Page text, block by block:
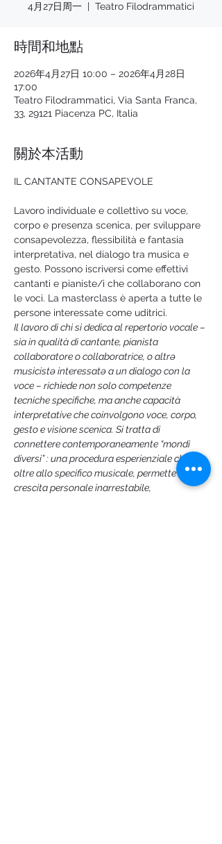
4月27日周一
  |
Teatro Filodrammatici
時間和地點
2026年4月27日 10:00 – 2026年4月28日
17:00
Teatro Filodrammatici, Via Santa Franca,
33, 29121 Piacenza PC, Italia
關於本活動
IL CANTANTE CONSAPEVOLE
Lavoro individuale e collettivo su voce,
corpo e presenza scenica, per sviluppare
consapevolezza, flessibilità e fantasia
interpretativa, nel dialogo tra musica e
gesto. Possono iscriversi come effettivi
cantanti e pianiste/i che collaborano con
le voci. La masterclass è aperta a tutte le
persone interessate come uditrici.
Il lavoro di chi si dedica al repertorio vocale –
sia in qualità di cantante, pianista
collaboratore o collaboratrice, o altrə
musicistə interessatə a un dialogo con la
voce – richiede non solo competenze
tecniche specifiche, ma anche capacità
interpretative che coinvolgono voce, corpo,
gesto e visione scenica. Si tratta di
connettere contemporaneamente “mondi
diversi” : una procedura esperienziale che,
oltre allo specifico musicale, permette una
crescita personale inarrestabile,